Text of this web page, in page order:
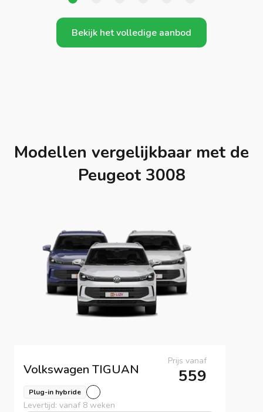
Bekijk het volledige aanbod
Modellen vergelijkbaar met de
Peugeot 3008
Volkswagen TIGUAN
Prijs vanaf
559
Plug-in hybride
Levertijd: vanaf 8 weken